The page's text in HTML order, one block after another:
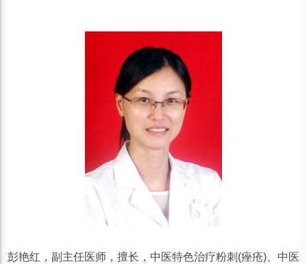
彭艳红，副主任医师，擅长，中医特色治疗粉刺(痤疮)、中医